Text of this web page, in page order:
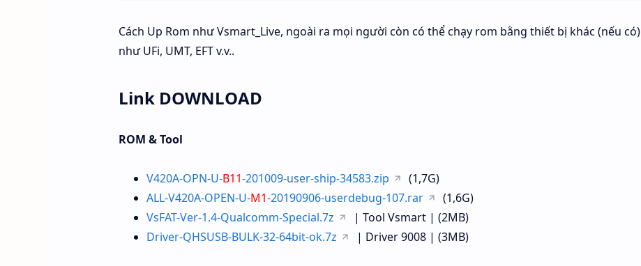
Cách Up Rom như Vsmart_Live, ngoài ra mọi người còn có thể chạy rom bằng thiết bị khác (nếu có)
như UFi, UMT, EFT v.v..
Link DOWNLOAD
ROM & Tool
V420A-OPN-U-B11-201009-user-ship-34583.zip
(1,7G)
ALL-V420A-OPEN-U-M1-20190906-userdebug-107.rar
(1,6G)
VsFAT-Ver-1.4-Qualcomm-Special.7z
| Tool Vsmart | (2MB)
Driver-QHSUSB-BULK-32-64bit-ok.7z
| Driver 9008 | (3MB)